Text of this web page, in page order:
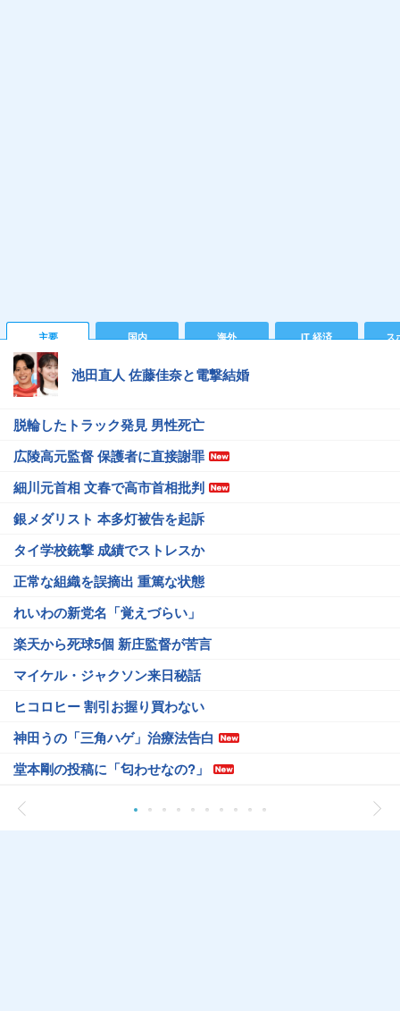
主要 国内 海外 IT 経済 ス
池田直人 佐藤佳奈と電撃結婚
脱輪したトラック発見 男性死亡
広陵高元監督 保護者に直接謝罪
細川元首相 文春で高市首相批判
銀メダリスト 本多灯被告を起訴
タイ学校銃撃 成績でストレスか
正常な組織を誤摘出 重篤な状態
れいわの新党名「覚えづらい」
楽天から死球5個 新庄監督が苦言
マイケル・ジャクソン来日秘話
ヒコロヒー 割引お握り買わない
神田うの「三角ハゲ」治療法告白
堂本剛の投稿に「匂わせなの?」